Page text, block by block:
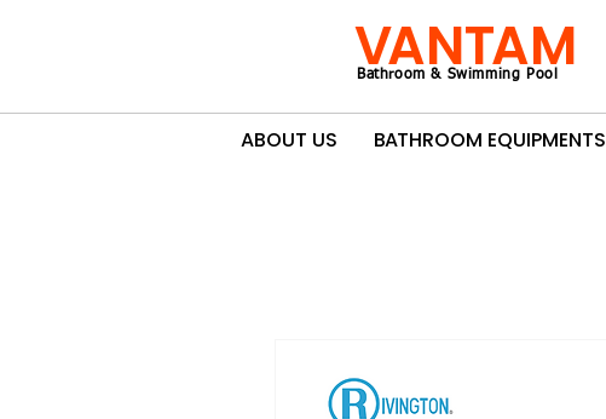
VANTAM
Bathroom & Swimming Pool
ABOUT US BATHROOM EQUIPMENTS